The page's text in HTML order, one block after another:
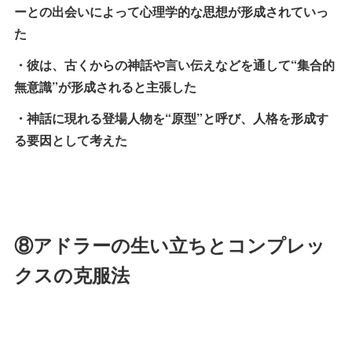
ーとの出会いによって心理学的な思想が形成されていっ
た
・彼は、古くからの神話や言い伝えなどを通して“集合的
無意識”が形成されると主張した
・神話に現れる登場人物を“原型”と呼び、人格を形成す
る要因として考えた
⑧アドラーの生い立ちとコンプレッ
クスの克服法